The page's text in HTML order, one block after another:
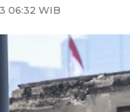
06:32 WIB